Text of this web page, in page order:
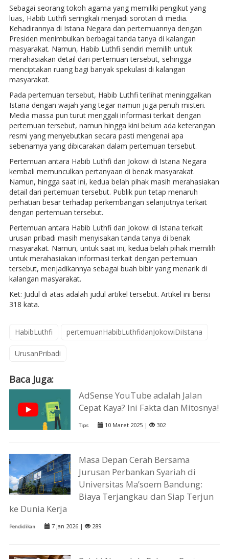
Sebagai seorang tokoh agama yang memiliki pengikut yang
luas, Habib Luthfi seringkali menjadi sorotan di media.
Kehadirannya di Istana Negara dan pertemuannya dengan
Presiden menimbulkan berbagai tanda tanya di kalangan
masyarakat. Namun, Habib Luthfi sendiri memilih untuk
merahasiakan detail dari pertemuan tersebut, sehingga
menciptakan ruang bagi banyak spekulasi di kalangan
masyarakat.
Pada pertemuan tersebut, Habib Luthfi terlihat meninggalkan
Istana dengan wajah yang tegar namun juga penuh misteri.
Media massa pun turut menggali informasi terkait dengan
pertemuan tersebut, namun hingga kini belum ada keterangan
resmi yang menyebutkan secara pasti mengenai apa
sebenarnya yang dibicarakan dalam pertemuan tersebut.
Pertemuan antara Habib Luthfi dan Jokowi di Istana Negara
kembali memunculkan pertanyaan di benak masyarakat.
Namun, hingga saat ini, kedua belah pihak masih merahasiakan
detail dari pertemuan tersebut. Publik pun tetap menaruh
perhatian besar terhadap perkembangan selanjutnya terkait
dengan pertemuan tersebut.
Pertemuan antara Habib Luthfi dan Jokowi di Istana terkait
urusan pribadi masih menyisakan tanda tanya di benak
masyarakat. Namun, untuk saat ini, kedua belah pihak memilih
untuk merahasiakan informasi terkait dengan pertemuan
tersebut, menjadikannya sebagai buah bibir yang menarik di
kalangan masyarakat.
Ket: Judul di atas adalah judul artikel tersebut. Artikel ini berisi
318 kata.
HabibLuthfi pertemuanHabibLuthfidanJokowiDiIstana
UrusanPribadi
Baca Juga:
AdSense YouTube adalah Jalan
Cepat Kaya? Ini Fakta dan Mitosnya!
Tips 10 Maret 2025 | 302
Masa Depan Cerah Bersama
Jurusan Perbankan Syariah di
Universitas Ma’soem Bandung:
Biaya Terjangkau dan Siap Terjun
ke Dunia Kerja
Pendidikan 7 Jan 2026 | 289